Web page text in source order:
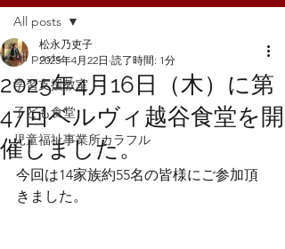
All posts
学習支援教室
子ども食堂
児童福祉事業所カラフル
All posts
2025年4月16日（木）に第
47回ベルヴィ越谷食堂を開
催しました。
松永乃吏子
2025年4月22日 読了時間: 1分
今回は14家族約55名の皆様にご参加頂
きました。